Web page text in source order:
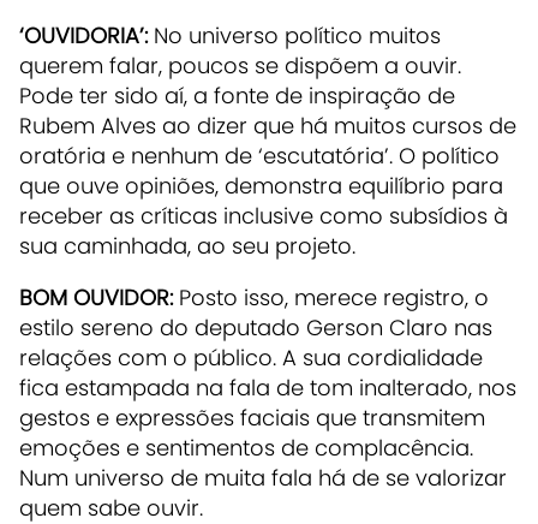
‘OUVIDORIA’:No universo político muitos
querem falar, poucos se dispõem a ouvir.
Pode ter sido aí, a fonte de inspiração de
Rubem Alves ao dizer que há muitos cursos de
oratória e nenhum de ‘escutatória’. O político
que ouve opiniões, demonstra equilíbrio para
receber as críticas inclusive como subsídios à
sua caminhada, ao seu projeto.
BOM OUVIDOR:Posto isso, merece registro, o
estilo sereno do deputado Gerson Claro nas
relações com o público. A sua cordialidade
fica estampada na fala de tom inalterado, nos
gestos e expressões faciais que transmitem
emoções e sentimentos de complacência.
Num universo de muita fala há de se valorizar
quem sabe ouvir.